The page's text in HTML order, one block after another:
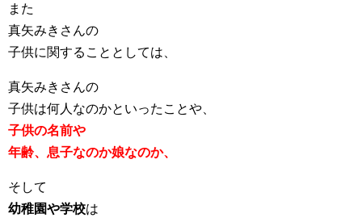
また
真矢みきさんの
子供に関することとしては、
真矢みきさんの
子供は何人なのかといったことや、
子供の名前や
年齢、息子なのか娘なのか、
そして
幼稚園や学校は